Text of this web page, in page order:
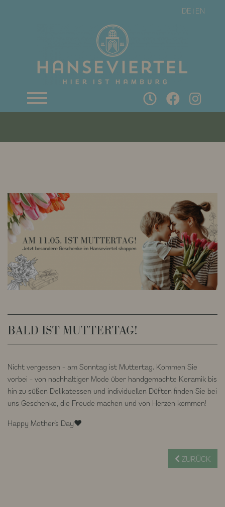
DE EN
BALD IST MUTTERTAG!
Nicht vergessen - am Sonntag ist Muttertag. Kommen Sie
vorbei - von nachhaltiger Mode über handgemachte Keramik bis
hin zu süßen Delikatessen und individuellen Düften finden Sie bei
uns Geschenke, die Freude machen und von Herzen kommen!
Happy Mother's Day❤️
ZURÜCK